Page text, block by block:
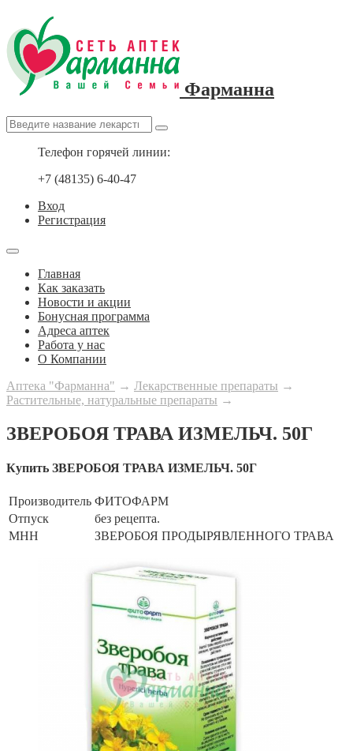
Фарманна
Телефон горячей линии:
+7 (48135) 6-40-47
Вход
Регистрация
Главная
Как заказать
Новости и акции
Бонусная программа
Адреса аптек
Работа у нас
О Компании
Аптека "Фарманна" → Лекарственные препараты →
Растительные, натуральные препараты →
ЗВЕРОБОЯ ТРАВА ИЗМЕЛЬЧ. 50Г
Купить ЗВЕРОБОЯ ТРАВА ИЗМЕЛЬЧ. 50Г
Производитель ФИТОФАРМ
Отпуск
без рецепта.
МНН
ЗВЕРОБОЯ ПРОДЫРЯВЛЕННОГО ТРАВА